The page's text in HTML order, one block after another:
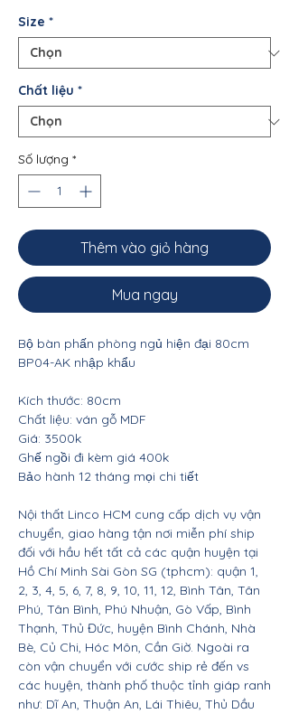
Size *
Chất liệu *
Số lượng *
Thêm vào giỏ hàng
Mua ngay
Bộ bàn phấn phòng ngủ hiện đại 80cm
BP04-AK nhập khẩu
Kích thước: 80cm
Chất liệu: ván gỗ MDF
Giá: 3500k
Ghế ngồi đi kèm giá 400k
Bảo hành 12 tháng mọi chi tiết
Nội thất Linco HCM cung cấp dịch vụ vận
chuyển, giao hàng tận nơi miễn phí ship
đối với hầu hết tất cả các quận huyện tại
Hồ Chí Minh Sài Gòn SG (tphcm): quận 1,
2, 3, 4, 5, 6, 7, 8, 9, 10, 11, 12, Bình Tân, Tân
Phú, Tân Bình, Phú Nhuận, Gò Vấp, Bình
Thạnh, Thủ Đức, huyện Bình Chánh, Nhà
Bè, Củ Chi, Hóc Môn, Cần Giờ. Ngoài ra
còn vận chuyển với cước ship rẻ đến vs
các huyện, thành phố thuộc tỉnh giáp ranh
như: Dĩ An, Thuận An, Lái Thiêu, Thủ Dầu